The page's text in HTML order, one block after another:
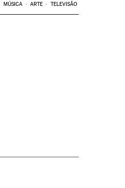
MÚSICA ARTE TELEVISÃO